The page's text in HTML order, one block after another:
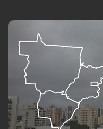
Agronegócios
Brasil
Brasil Mineral
Ciência &
Tecnologia
Cinema
Cultura
Economia
Educação